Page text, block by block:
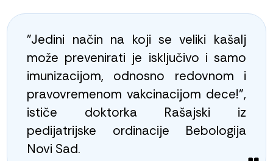
"Jedini način na koji se veliki kašalj
može prevenirati je isključivo i samo
imunizacijom, odnosno redovnom i
pravovremenom vakcinacijom dece!",
ističe doktorka Rašajski iz
pedijatrijske ordinacije Bebologija
Novi Sad.